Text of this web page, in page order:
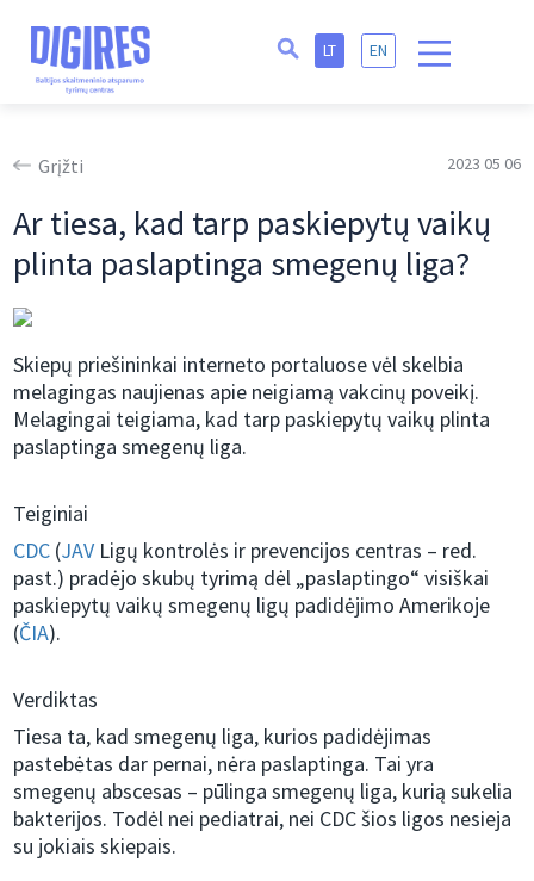
LT EN
Grįžti 2023 05 06
Ar tiesa, kad tarp paskiepytų vaikų
plinta paslaptinga smegenų liga?
Skiepų priešininkai interneto portaluose vėl skelbia
melagingas naujienas apie neigiamą vakcinų poveikį.
Melagingai teigiama, kad tarp paskiepytų vaikų plinta
paslaptinga smegenų liga.
Teiginiai
CDC (JAV Ligų kontrolės ir prevencijos centras – red.
past.) pradėjo skubų tyrimą dėl „paslaptingo“ visiškai
paskiepytų vaikų smegenų ligų padidėjimo Amerikoje
(ČIA).
Verdiktas
Tiesa ta, kad smegenų liga, kurios padidėjimas
pastebėtas dar pernai, nėra paslaptinga. Tai yra
smegenų abscesas – pūlinga smegenų liga, kurią sukelia
bakterijos. Todėl nei pediatrai, nei CDC šios ligos nesieja
su jokiais skiepais.